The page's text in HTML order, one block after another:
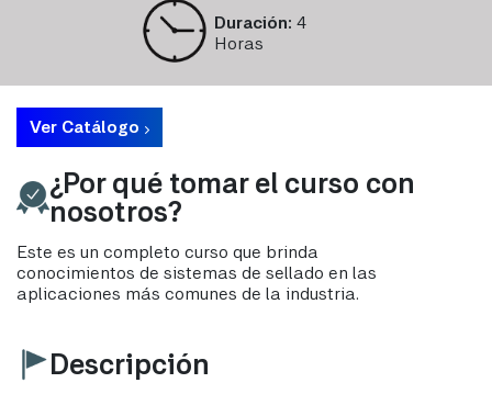
Duración: 4
Horas
Ver Catálogo
¿Por qué tomar el curso con
nosotros?
Este es un completo curso que brinda
conocimientos de sistemas de sellado en las
aplicaciones más comunes de la industria.
Descripción